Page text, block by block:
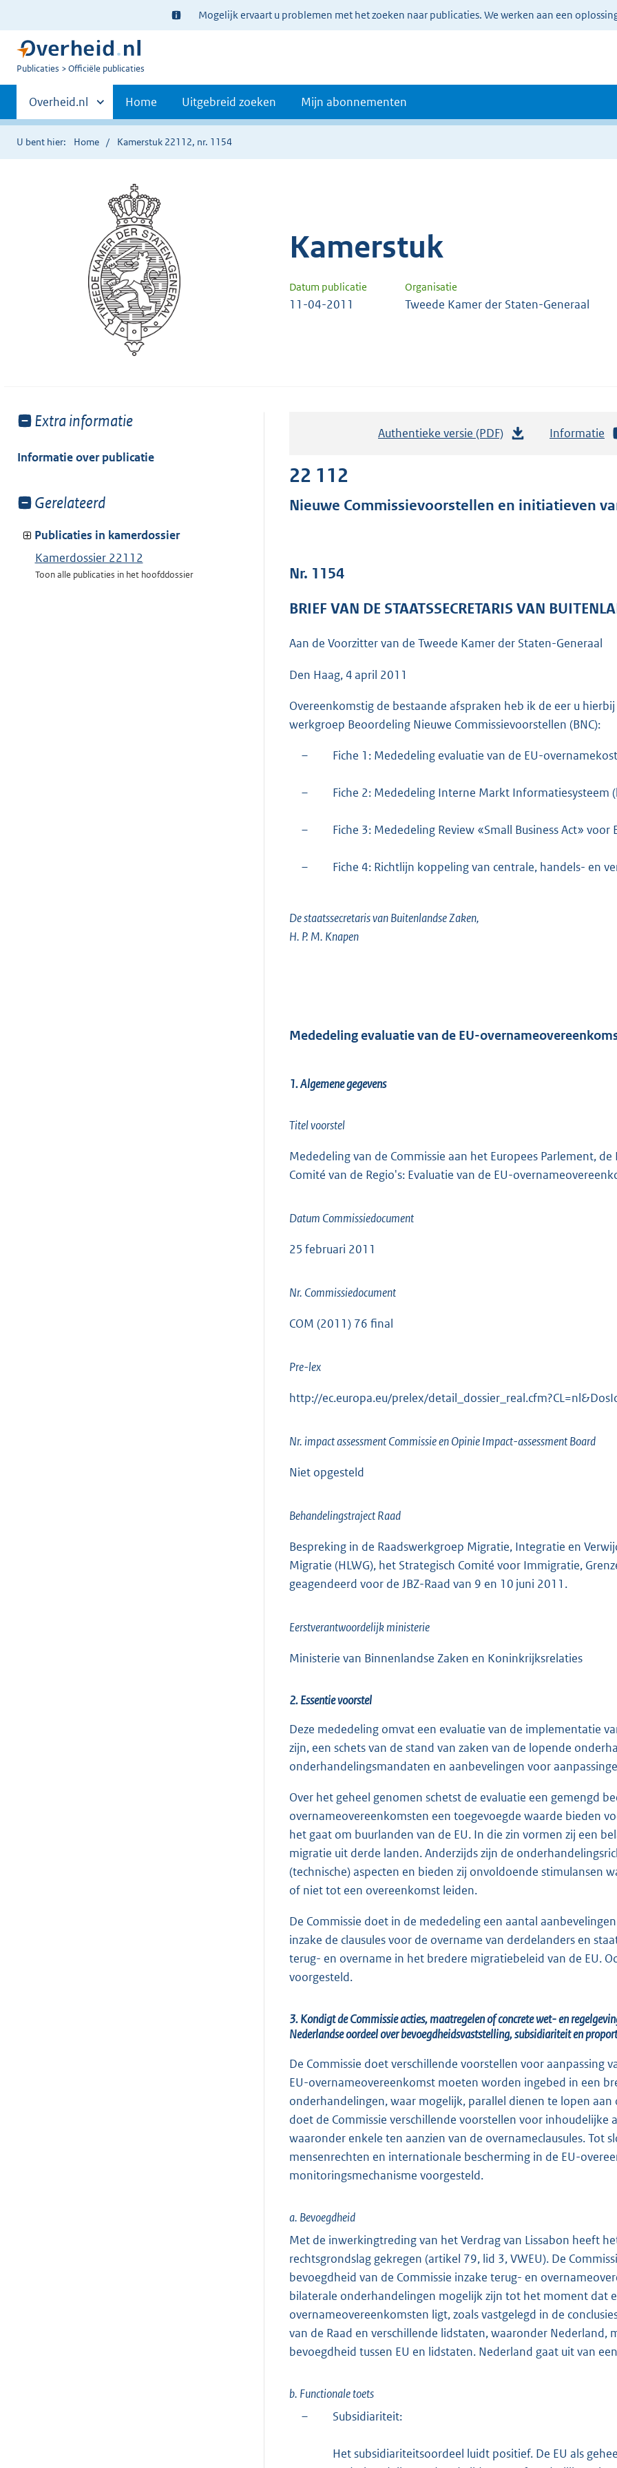
Ter
informatie:
Mogelijk ervaart u problemen met het zoeken naar publicaties. We werken aan een
U
Publicaties Officiële publicaties
Primaire
navigatie
Andere
sites
binnen
Overheid.nl Home Uitgebreid zoeken Mijn abonnementen
U bent hier: Home Kamerstuk 22112, nr. 1154
Kamerstuk
Datum publicatie Organisatie
11-04-2011 Tweede Kamer der Staten-Generaal
Toon
van:
Extra informatie
Informatie over publicatie
Toon
van:
Gerelateerd
Publicaties in kamerdossier
Kamerdossier 22112
Toon alle publicaties in het hoofddossier
Authentieke versie (PDF)
a
r
o
:
5
b
Informatie
22 112
Nieuwe Commissievoorstellen en initiatieven
Nr. 1154
BRIEF VAN DE STAATSSECRETARIS VAN
Aan de Voorzitter van de Tweede Kamer der Staten-Generaal
Den Haag, 4 april 2011
Overeenkomstig de bestaande afspraken heb ik de eer u
werkgroep Beoordeling Nieuwe Commissievoorstellen (BNC):
– Fiche 1: Mededeling evaluatie van de EU-
– Fiche 2: Mededeling Interne Markt Informatiesysteem
– Fiche 3: Mededeling Review «Small Business Act» voor
– Fiche 4: Richtlijn koppeling van centrale, handels- en
De staatssecretaris van Buitenlandse Zaken,
H. P. M. Knapen
Mededeling evaluatie van de EU-
1. Algemene gegevens
Titel voorstel
Mededeling van de Commissie aan het Europees Parlement,
Comité van de Regio's: Evaluatie van de EU-
Datum Commissiedocument
25 februari 2011
Nr. Commissiedocument
COM (2011) 76 final
Pre-lex
http://ec.europa.eu/prelex/
Nr. impact assessment Commissie en Opinie Impact-assessment Board
Niet opgesteld
Behandelingstraject Raad
Bespreking in de Raadswerkgroep Migratie, Integratie en
Migratie (HLWG), het Strategisch Comité voor Immigratie,
geagendeerd voor de JBZ-Raad van 9 en 10 juni 2011.
Eerstverantwoordelijk ministerie
Ministerie van Binnenlandse Zaken en Koninkrijksrelaties
2. Essentie voorstel
Deze mededeling omvat een evaluatie van de implementatie
zijn, een schets van de stand van zaken van de lopende
onderhandelingsmandaten en aanbevelingen voor
Over het geheel genomen schetst de evaluatie een gemengd
overnameovereenkomsten een toegevoegde waarde bieden
het gaat om buurlanden van de EU. In die zin vormen zij een
migratie uit derde landen. Anderzijds zijn de
(technische) aspecten en bieden zij onvoldoende stimulansen
of niet tot een overeenkomst leiden.
De Commissie doet in de mededeling een aantal
inzake de clausules voor de overname van derdelanders en
terug- en overname in het bredere migratiebeleid van de EU.
voorgesteld.
3. Kondigt de Commissie acties, maatregelen of concrete wet- en
Nederlandse oordeel over bevoegdheidsvaststelling, subsidiariteit en
De Commissie doet verschillende voorstellen voor aanpassing
EU-overnameovereenkomst moeten worden ingebed in een
onderhandelingen, waar mogelijk, parallel dienen te lopen
doet de Commissie verschillende voorstellen voor
waaronder enkele ten aanzien van de overnameclausules. Tot
mensenrechten en internationale bescherming in de EU-
monitoringsmechanisme voorgesteld.
a. Bevoegdheid
Met de inwerkingtreding van het Verdrag van Lissabon heeft
rechtsgrondslag gekregen (artikel 79, lid 3, VWEU). De
bevoegdheid van de Commissie inzake terug- en
bilaterale onderhandelingen mogelijk zijn tot het moment dat
overnameovereenkomsten ligt, zoals vastgelegd in de
van de Raad en verschillende lidstaten, waaronder Nederland,
bevoegdheid tussen EU en lidstaten. Nederland gaat uit van
b. Functionale toets
–
Subsidiariteit:
Het subsidiariteitsoordeel luidt positief. De EU als